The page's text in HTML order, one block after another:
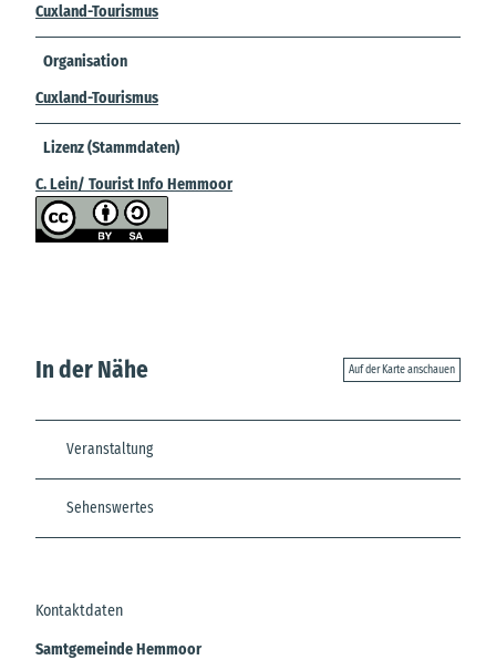
Cuxland-Tourismus
Organisation
Cuxland-Tourismus
Lizenz (Stammdaten)
C. Lein/ Tourist Info Hemmoor
In der Nähe Auf der Karte anschauen
Veranstaltung
Sehenswertes
Kontaktdaten
Samtgemeinde Hemmoor